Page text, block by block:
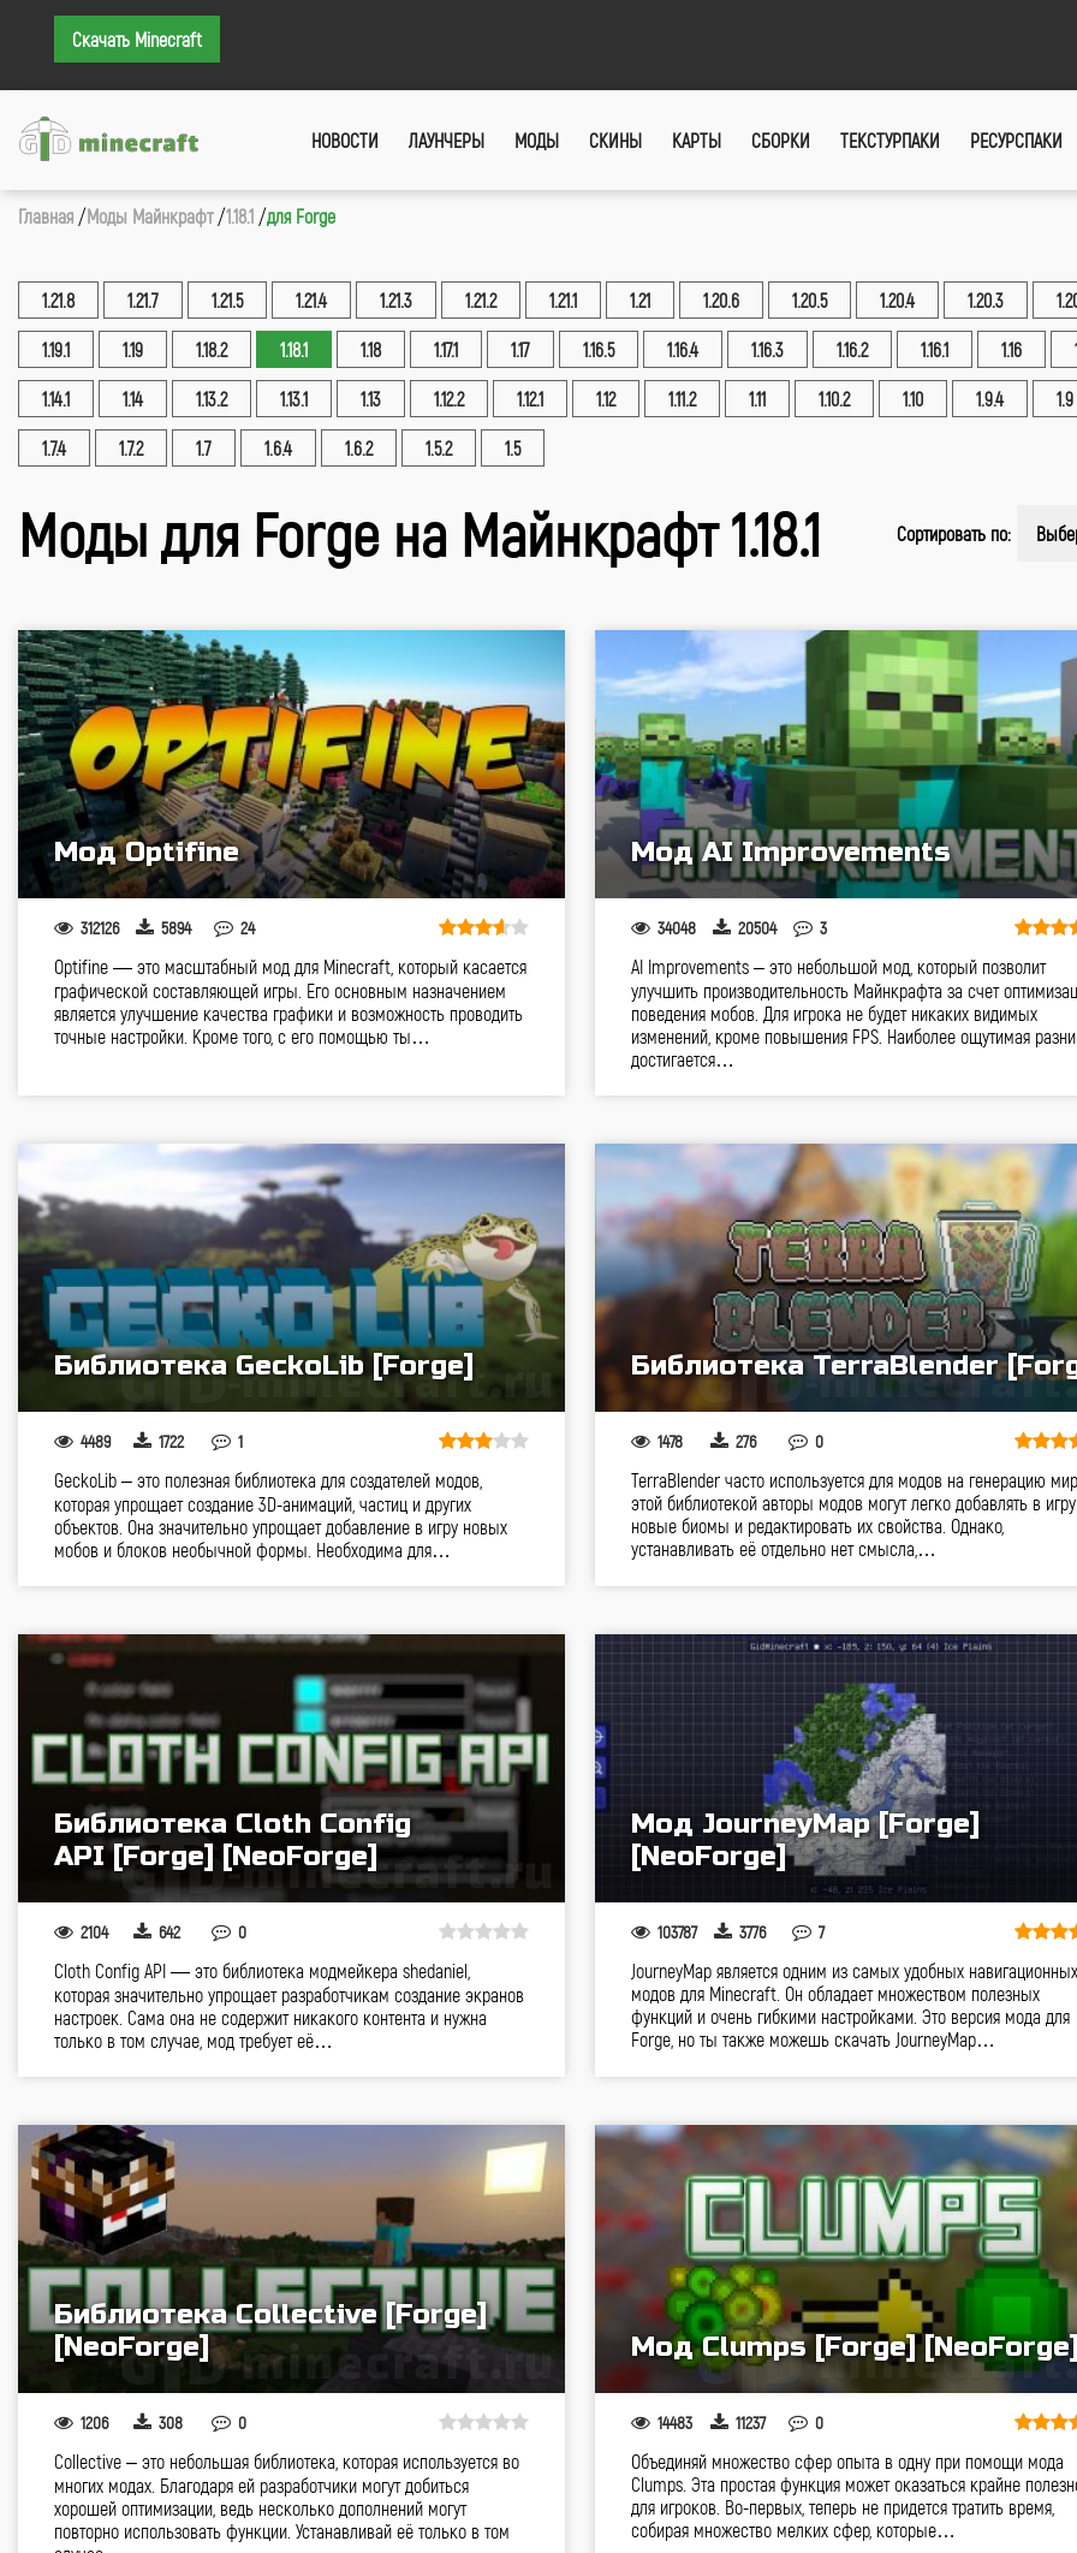
Скачать Minecraft
НОВОСТИ ЛАУНЧЕРЫ МОДЫ СКИНЫ КАРТЫ СБОРКИ ТЕКСТУРПАКИ РЕСУРСПАКИ
Главная Моды Майнкрафт 1.18.1 для Forge
1.21.8 1.21.7 1.21.5 1.21.4 1.21.3 1.21.2 1.21.1 1.21 1.20.6 1.20.5 1.20.4 1.20.3
1.19.1 1.19 1.18.2 1.18.1 1.18 1.17.1 1.17 1.16.5 1.16.4 1.16.3 1.16.2 1.16.1 1.16
1.14.1 1.14 1.13.2 1.13.1 1.13 1.12.2 1.12.1 1.12 1.11.2 1.11 1.10.2 1.10 1.9.4 1.9
1.7.4 1.7.2 1.7 1.6.4 1.6.2 1.5.2 1.5
Моды для Forge на Майнкрафт 1.18.1 Сортировать по:
Мод Optifine
312126 5894 24
Optifine — это масштабный мод для Minecraft, который касается
графической составляющей игры. Его основным назначением
является улучшение качества графики и возможность проводить
точные настройки. Кроме того, с его помощью ты…
Мод AI Improvements
34048 20504 3
AI Improvements – это небольшой мод, который позволит
улучшить производительность Майнкрафта за счет
поведения мобов. Для игрока не будет никаких видимых
изменений, кроме повышения FPS. Наиболее ощутимая
достигается…
Библиотека GeckoLib [Forge]
4489 1722 1
GeckoLib – это полезная библиотека для создателей модов,
которая упрощает создание 3D-анимаций, частиц и других
объектов. Она значительно упрощает добавление в игру новых
мобов и блоков необычной формы. Необходима для…
Библиотека TerraBlender
1478 276 0
TerraBlender часто используется для модов на генерацию
этой библиотекой авторы модов могут легко добавлять в игру
новые биомы и редактировать их свойства. Однако,
устанавливать её отдельно нет смысла,…
Библиотека Cloth Config
API [Forge] [NeoForge]
2104 642 0
Cloth Config API — это библиотека модмейкера shedaniel,
которая значительно упрощает разработчикам создание экранов
настроек. Сама она не содержит никакого контента и нужна
только в том случае, мод требует её…
Мод JourneyMap [Forge]
[NeoForge]
103787 3776 7
JourneyMap является одним из самых удобных навигационных
модов для Minecraft. Он обладает множеством полезных
функций и очень гибкими настройками. Это версия мода для
Forge, но ты также можешь скачать JourneyMap…
Библиотека Collective [Forge]
[NeoForge]
1206 308 0
Collective – это небольшая библиотека, которая используется во
многих модах. Благодаря ей разработчики могут добиться
хорошей оптимизации, ведь несколько дополнений могут
повторно использовать функции. Устанавливай её только в том
Мод Clumps [Forge]
14483 11237 0
Объединяй множество сфер опыта в одну при помощи мода
Clumps. Эта простая функция может оказаться крайне
для игроков. Во-первых, теперь не придется тратить время,
собирая множество мелких сфер, которые…